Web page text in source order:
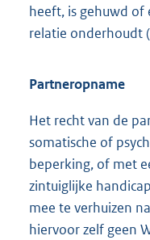
heeft, is gehuwd of
relatie onderhoudt
Partneropname
Het recht van de
somatische of
beperking, of met
zintuiglijke
mee te verhuizen
hiervoor zelf geen